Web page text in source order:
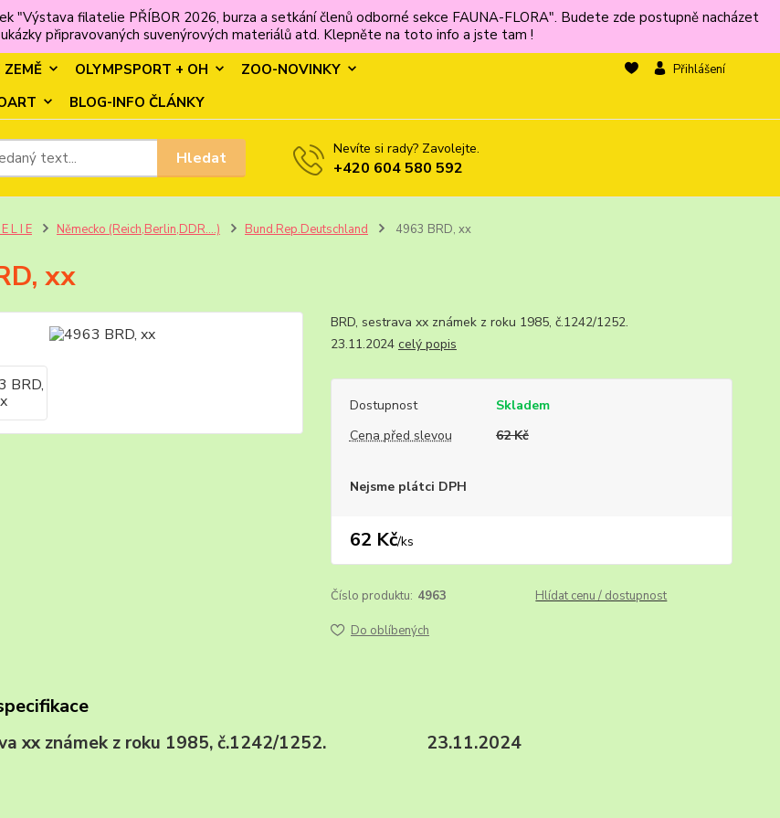
"Výstava filatelie PŘÍBOR 2026, burza a setkání členů odborné sekce FAUNA-FLORA". Budete zde postupně nacházet
připravovaných suvenýrových materiálů atd. Klepněte na toto info a jste tam !
OLYMPSPORT + OH
ZOO-NOVINKY
BLOG-INFO ČLÁNKY
Přihlášení
Hledat Nevíte si rady? Zavolejte.
+420 604 580 592
L I E Německo (Reich,Berlin,DDR....) Bund.Rep.Deutschland 4963 BRD, xx
xx
BRD, sestrava xx známek z roku 1985, č.1242/1252.
23.11.2024 celý popis
Dostupnost
Skladem
Cena před slevou
62 Kč
Nejsme plátci DPH
62 Kč/ks
Číslo produktu: 4963 Hlídat cenu / dostupnost
Do oblíbených
xx známek z roku 1985, č.1242/1252. 23.11.2024